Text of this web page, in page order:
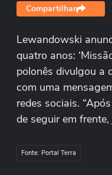
Compartilhar
Lewandowski
quatro anos:
polonês divulgou a
com uma
redes sociais.
de seguir em
primeiros dias”,
Fonte: Portal Terra